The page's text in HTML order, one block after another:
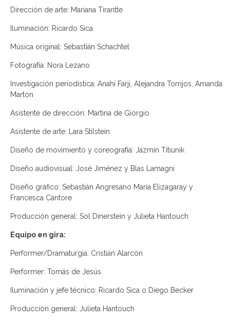
Dirección de arte: Mariana Tirantte
Iluminación: Ricardo Sica
Música original: Sebastián Schachtel
Fotografía: Nora Lezano
Investigación periodística: Anahí Farji, Alejandra Torrijos, Amanda
Marton
Asistente de dirección: Martina de Giorgio
Asistente de arte: Lara Stilstein
Diseño de movimiento y coreografía: Jazmín Titiunik
Diseño audiovisual: José Jiménez y Blas Lamagni
Diseño gráfico: Sebastián Angresano María Elizagaray y
Francesca Cantore
Producción general: Sol Dinerstein y Julieta Hantouch
Equipo en gira:
Performer/Dramaturgia: Cristián Alarcón
Performer: Tomás de Jesús
Iluminación y jefe técnico: Ricardo Sica o Diego Becker
Producción general: Julieta Hantouch